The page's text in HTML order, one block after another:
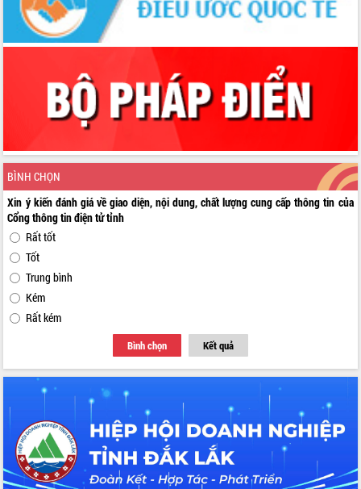
BÌNH CHỌN
Xin ý kiến đánh giá về giao diện, nội dung, chất lượng cung cấp thông tin của
Cổng thông tin điện tử tỉnh
Rất tốt
Tốt
Trung bình
Kém
Rất kém
Bình chọn Kết quả